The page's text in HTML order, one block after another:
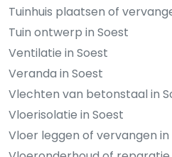
Tuinhuis plaatsen of
Tuin ontwerp in Soest
Ventilatie in Soest
Veranda in Soest
Vlechten van betonstaal in
Vloerisolatie in Soest
Vloer leggen of vervangen in